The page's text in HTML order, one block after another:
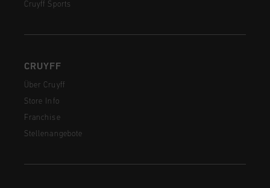
Cruyff Sports
CRUYFF
Über Cruyff
Store Info
Franchise
Stellenangebote